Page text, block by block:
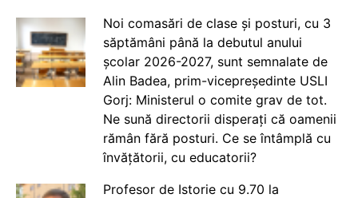
Noi comasări de clase și posturi, cu 3
săptămâni până la debutul anului
școlar 2026-2027, sunt semnalate de
Alin Badea, prim-vicepreședinte USLI
Gorj: Ministerul o comite grav de tot.
Ne sună directorii disperați că oamenii
rămân fără posturi. Ce se întâmplă cu
învățătorii, cu educatorii?
Profesor de Istorie cu 9.70 la